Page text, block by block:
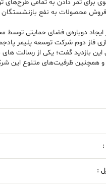
قوی برای ثمر دادن به تمامی
محصولات به نفع
ایجاد دوباره‌ی فضای حمایتی
فاز دوم شرکت توسعه پلیمر
این بازدید گفت؛ یکی از
همچنین ظرفیت‌های متنوع این
:
: